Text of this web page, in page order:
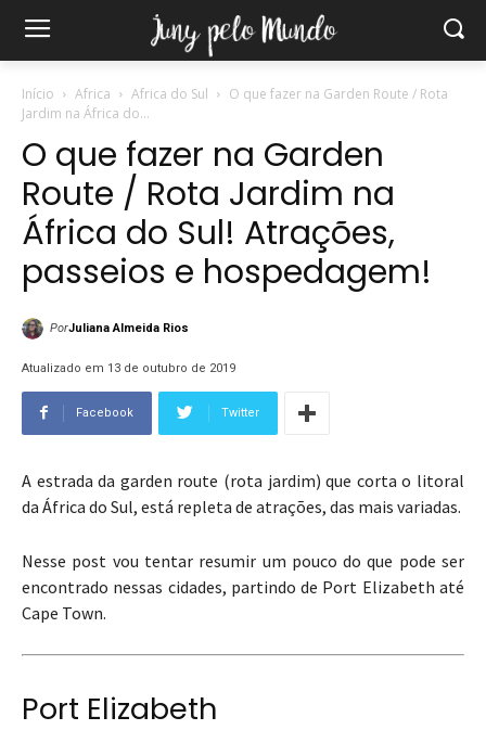
Início Africa Africa do Sul
O que fazer na Garden Route / Rota
Jardim na África do...
O que fazer na Garden
Route / Rota Jardim na
África do Sul! Atrações,
passeios e hospedagem!
PorJuliana Almeida Rios
Atualizado em 13 de outubro de 2019
Facebook Twitter
A estrada da garden route (rota jardim) que corta o litoral
da África do Sul, está repleta de atrações, das mais variadas.
Nesse post vou tentar resumir um pouco do que pode ser
encontrado nessas cidades, partindo de Port Elizabeth até
Cape Town.
Port Elizabeth